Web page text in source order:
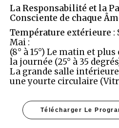
La Responsabilité et la
Consciente de chaque
Température extérieure :
Mai :
(8° à 15°) Le matin et
la journée (25° à 35
La grande salle
une yourte circulaire
Télécharger Le